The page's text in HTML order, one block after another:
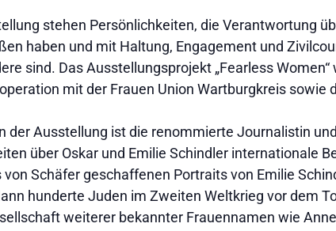
stehen Persönlichkeiten, die Verantwortung
haben und mit Haltung, Engagement und
sind. Das Ausstellungsprojekt „Fearless
mit der Frauen Union Wartburgkreis sowie
der Ausstellung ist die renommierte Journalistin
über Oskar und Emilie Schindler internationale
Schäfer geschaffenen Portraits von Emilie
hunderte Juden im Zweiten Weltkrieg vor dem
weiterer bekannter Frauennamen wie